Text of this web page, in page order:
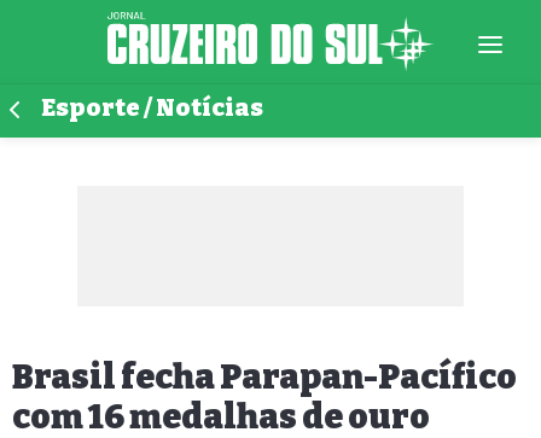
Esporte / Notícias
Brasil fecha Parapan-Pacífico
com 16 medalhas de ouro